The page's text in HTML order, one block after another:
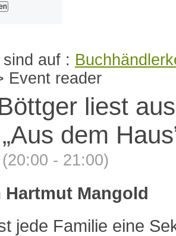
Event reader
liest
dem
- 21:00)
Hartmut Mangold
jede Familie eine